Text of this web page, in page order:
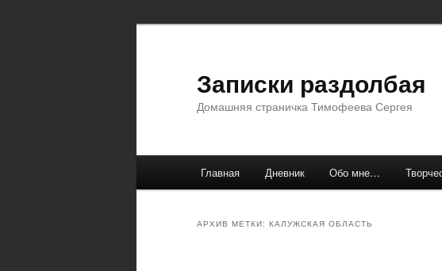
Записки раздолбая
Домашняя страничка Тимофеева Сергея
Главная Дневник Обо мне…
АРХИВ МЕТКИ: КАЛУЖСКАЯ ОБЛАСТЬ